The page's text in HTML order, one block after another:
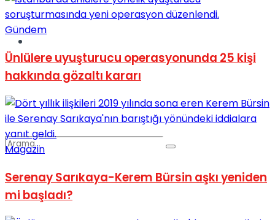
Gündem
Ünlülere uyuşturucu operasyonunda 25 kişi
hakkında gözaltı kararı
Magazin
Serenay Sarıkaya-Kerem Bürsin aşkı yeniden
mi başladı?